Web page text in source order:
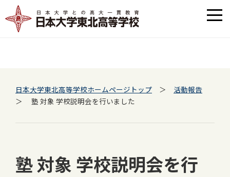
日本大学東北高等学校ホームページトップ ＞ 活動報告
＞ 塾 対象 学校説明会を行いました
塾 対象 学校説明会を行